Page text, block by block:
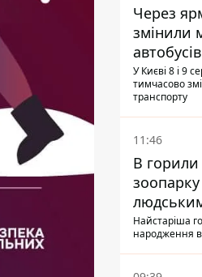
Через
змінили
У Києві 8 і 9
тимчасово
транспорту
11:46
В горили
вже
Найстаріша
народження